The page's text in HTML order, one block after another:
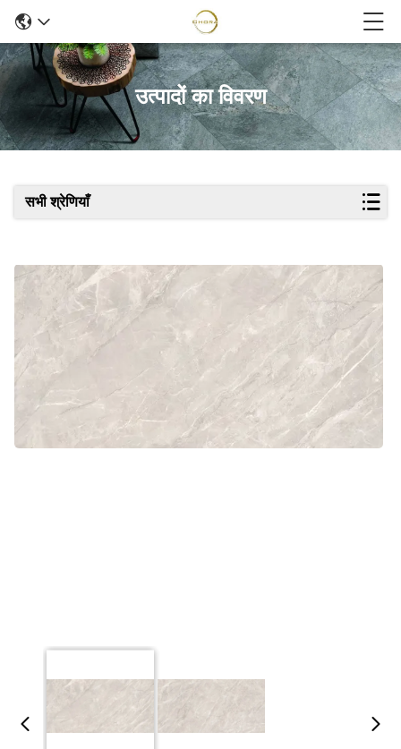
उत्पादों का विवरण
सभी श्रेणियाँ